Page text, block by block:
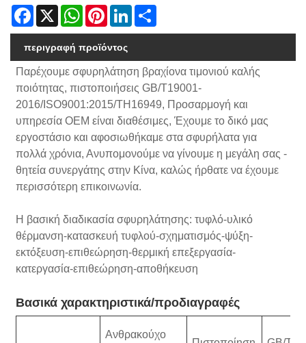
Facebook
X WhatsAppPinterestLinkedIn
περιγραφή προϊόντος
Παρέχουμε σφυρηλάτηση βραχίονα τιμονιού καλής
ποιότητας, πιστοποιήσεις GB/T19001-
2016/ISO9001:2015/TH16949, Προσαρμογή και
υπηρεσία OEM είναι διαθέσιμες, Έχουμε το δικό μας
εργοστάσιο και αφοσιωθήκαμε στα σφυρήλατα για
πολλά χρόνια, Ανυπομονούμε να γίνουμε η μεγάλη σας -
θητεία συνεργάτης στην Κίνα, καλώς ήρθατε να έχουμε
περισσότερη επικοινωνία.
Η βασική διαδικασία σφυρηλάτησης: τυφλό-υλικό
θέρμανση-κατασκευή τυφλού-σχηματισμός-ψύξη-
εκτόξευση-επιθεώρηση-θερμική επεξεργασία-
κατεργασία-επιθεώρηση-αποθήκευση
Βασικά χαρακτηριστικά/προδιαγραφές
Ανθρακούχο